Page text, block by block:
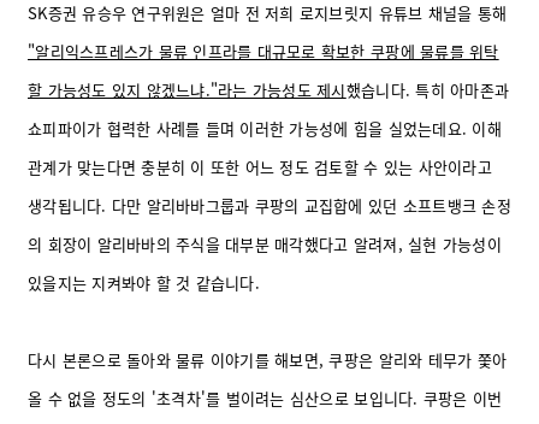
SK증권 유승우 연구위원은 얼마 전 저희 로지브릿지 유튜브 채널을 통해
"알리익스프레스가 물류 인프라를 대규모로 확보한 쿠팡에 물류를 위탁
할 가능성도 있지 않겠느냐."라는 가능성도 제시했습니다. 특히 아마존과
쇼피파이가 협력한 사례를 들며 이러한 가능성에 힘을 실었는데요. 이해
관계가 맞는다면 충분히 이 또한 어느 정도 검토할 수 있는 사안이라고
생각됩니다. 다만 알리바바그룹과 쿠팡의 교집합에 있던 소프트뱅크 손정
의 회장이 알리바바의 주식을 대부분 매각했다고 알려져, 실현 가능성이
있을지는 지켜봐야 할 것 같습니다.
다시 본론으로 돌아와 물류 이야기를 해보면, 쿠팡은 알리와 테무가 쫓아
올 수 없을 정도의 '초격차'를 벌이려는 심산으로 보입니다. 쿠팡은 이번